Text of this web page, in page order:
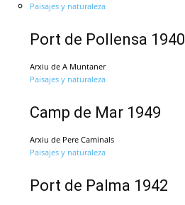
Paisajes y naturaleza
Port de Pollensa 1940
Arxiu de A Muntaner
Paisajes y naturaleza
Camp de Mar 1949
Arxiu de Pere Caminals
Paisajes y naturaleza
Port de Palma 1942